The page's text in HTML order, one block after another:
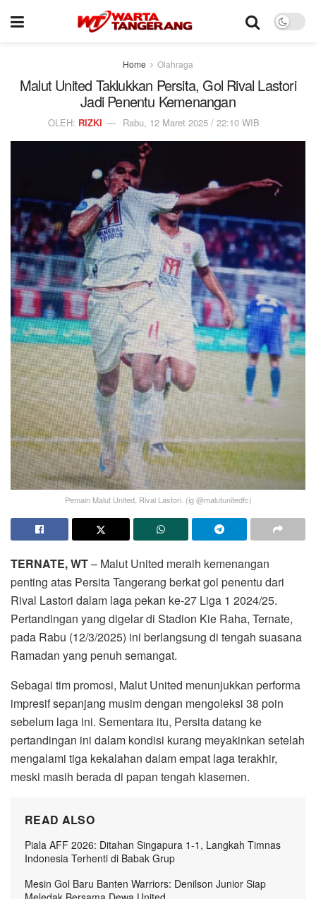
Home Olahraga
Malut United Taklukkan Persita, Gol Rival Lastori
Jadi Penentu Kemenangan
OLEH: RIZKI Rabu, 12 Maret 2025 / 22:10 WIB
Pemain Malut United, Rival Lastori. (ig @malutunitedfc)
TERNATE, WT– Malut United meraih kemenangan
penting atas Persita Tangerang berkat gol penentu dari
Rival Lastori dalam laga pekan ke-27 Liga 1 2024/25.
Pertandingan yang digelar di Stadion Kie Raha, Ternate,
pada Rabu (12/3/2025) ini berlangsung di tengah suasana
Ramadan yang penuh semangat.
Sebagai tim promosi, Malut United menunjukkan performa
impresif sepanjang musim dengan mengoleksi 38 poin
sebelum laga ini. Sementara itu, Persita datang ke
pertandingan ini dalam kondisi kurang meyakinkan setelah
mengalami tiga kekalahan dalam empat laga terakhir,
meski masih berada di papan tengah klasemen.
READ ALSO
Piala AFF 2026: Ditahan Singapura 1-1, Langkah Timnas
Indonesia Terhenti di Babak Grup
Mesin Gol Baru Banten Warriors: Denilson Junior Siap